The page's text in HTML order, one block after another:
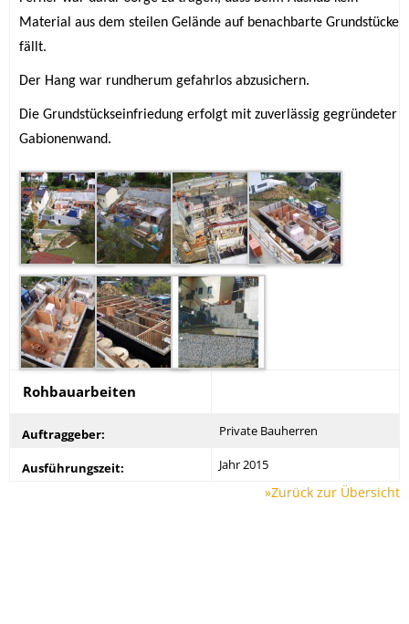
Material aus dem steilen Gelände auf benachbarte Grundstücke
fällt.
Der Hang war rundherum gefahrlos abzusichern.
Die Grundstückseinfriedung erfolgt mit zuverlässig gegründeter
Gabionenwand.
Rohbauarbeiten
Auftraggeber: Private Bauherren
Ausführungszeit: Jahr 2015
»Zurück zur Übersicht